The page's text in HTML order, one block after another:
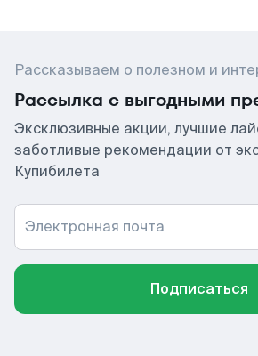
Рассказываем о полезном и
Рассылка с выгодными
Эксклюзивные акции, лучшие
заботливые рекомендации от
Купибилета
Электронная почта
Подписаться